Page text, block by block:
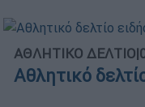
ΑΘΛΗΤΙΚΟ ΔΕΛΤΙΟ|
Αθλητικό